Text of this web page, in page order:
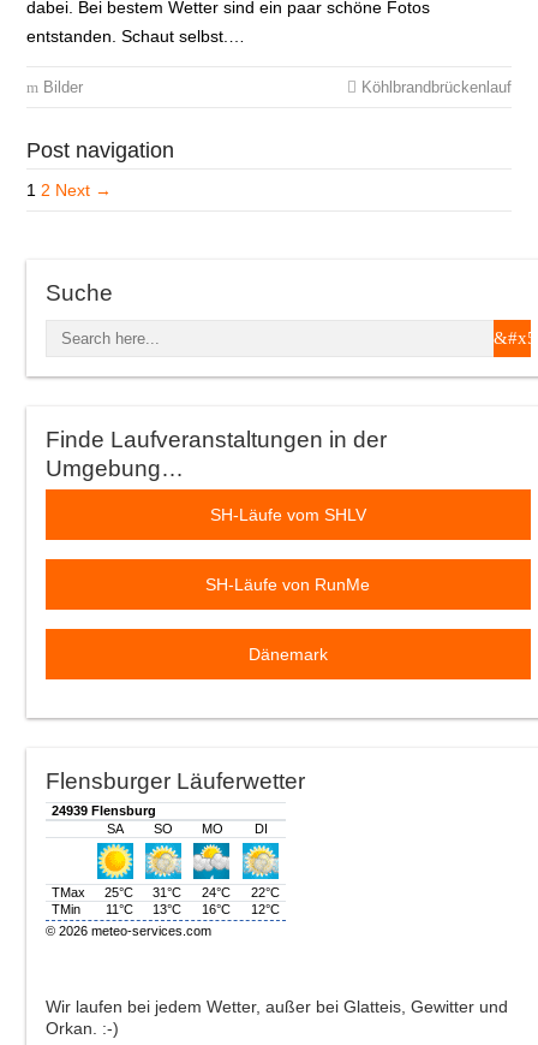
dabei. Bei bestem Wetter sind ein paar schöne Fotos
entstanden. Schaut selbst.…
Bilder Köhlbrandbrückenlauf
Post navigation
1 2 Next →
Suche
Finde Laufveranstaltungen in der
Umgebung…
SH-Läufe vom SHLV
SH-Läufe von RunMe
Dänemark
Flensburger Läuferwetter
Wir laufen bei jedem Wetter, außer bei Glatteis, Gewitter und
Orkan. :-)